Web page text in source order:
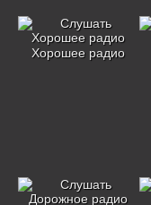
Хорошее радио